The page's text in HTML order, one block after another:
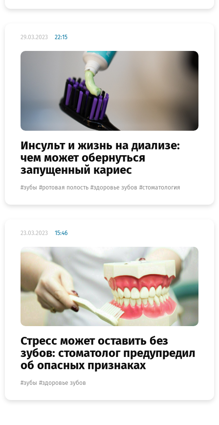
29.03.2023 22:15
Инсульт и жизнь на диализе:
чем может обернуться
запущенный кариес
зубы ротовая полость здоровье зубов стоматология
23.03.2023 15:46
Стресс может оставить без
зубов: стоматолог предупредил
об опасных признаках
зубы здоровье зубов